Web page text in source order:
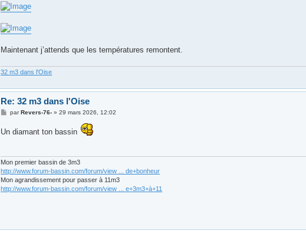
g
e
Maintenant j’attends que les températures remontent.
32 m3 dans l'Oise
Re: 32 m3 dans l'Oise
M
s
par Revers-76- »29 mars 2026, 12:02
Un diamant ton bassin
Mon premier bassin de 3m3
http://www.forum-bassin.com/forum/view ... de+bonheur
Mon agrandissement pour passer à 11m3
http://www.forum-bassin.com/forum/view ... e+3m3+à+11